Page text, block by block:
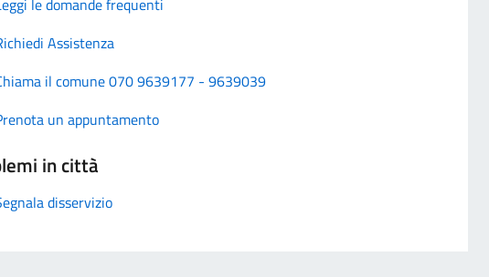
Assistenza
il comune 070 9639177 - 9639039
un appuntamento
in città
disservizio